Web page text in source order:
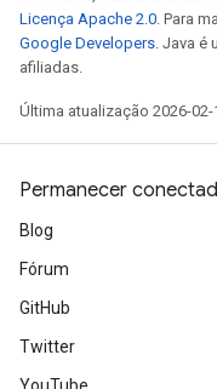
Licença Apache 2.0. Para
Google Developers. Java é
afiliadas.
Última atualização 2026-02-
Permanecer
Blog
Fórum
GitHub
Twitter